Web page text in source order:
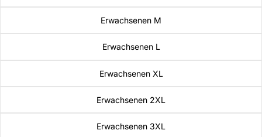
Erwachsenen M
Erwachsenen L
Erwachsenen XL
Erwachsenen 2XL
Erwachsenen 3XL